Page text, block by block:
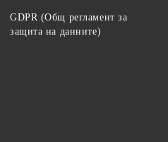
GDPR (Общ регламент за
защита на данните)